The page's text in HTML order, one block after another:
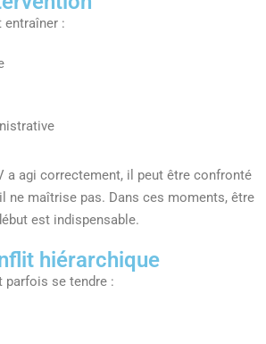
entraîner :
a agi correctement, il peut être confronté
ne maîtrise pas. Dans ces moments, être
est indispensable.
hiérarchique
parfois se tendre :